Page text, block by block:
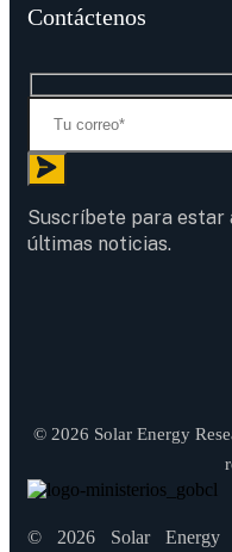
Contáctenos
Suscríbete para estar
últimas noticias.
© 2026 Solar Energy
© 2026 Solar Energy